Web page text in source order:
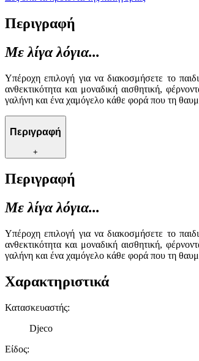
Περιγραφή
Με λίγα λόγια...
Υπέροχη επιλογή για να διακοσμήσετε το
ανθεκτικότητα και μοναδική αισθητική,
γαλήνη και ένα χαμόγελο κάθε φορά που τη
Περιγραφή
+
Περιγραφή
Με λίγα λόγια...
Υπέροχη επιλογή για να διακοσμήσετε το
ανθεκτικότητα και μοναδική αισθητική,
γαλήνη και ένα χαμόγελο κάθε φορά που τη
Χαρακτηριστικά
Κατασκευαστής:
Djeco
Είδος: